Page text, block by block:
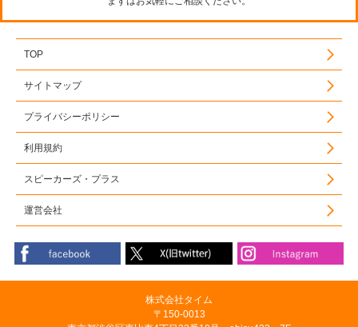
TOP
サイトマップ
プライバシーポリシー
利用規約
スピーカーズ・プラス
運営会社
株式会社タイム
〒150-0013